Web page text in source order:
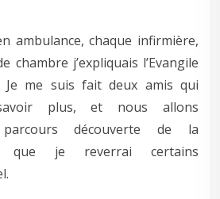
ambulance, chaque infirmière,
chambre j’expliquais l’Evangile
Je me suis fait deux amis qui
plus, et nous allons
découverte de la
que je reverrai certains